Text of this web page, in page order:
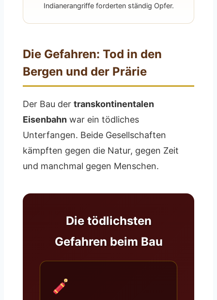
Indianerangriffe forderten ständig Opfer.
Die Gefahren: Tod in den
Bergen und der Prärie
Der Bau der transkontinentalen
Eisenbahn war ein tödliches
Unterfangen. Beide Gesellschaften
kämpften gegen die Natur, gegen Zeit
und manchmal gegen Menschen.
Die tödlichsten
Gefahren beim Bau